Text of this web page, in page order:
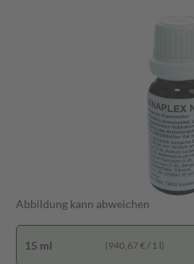
Abbildung kann abweichen
15 ml (940,67 € / 1 l)